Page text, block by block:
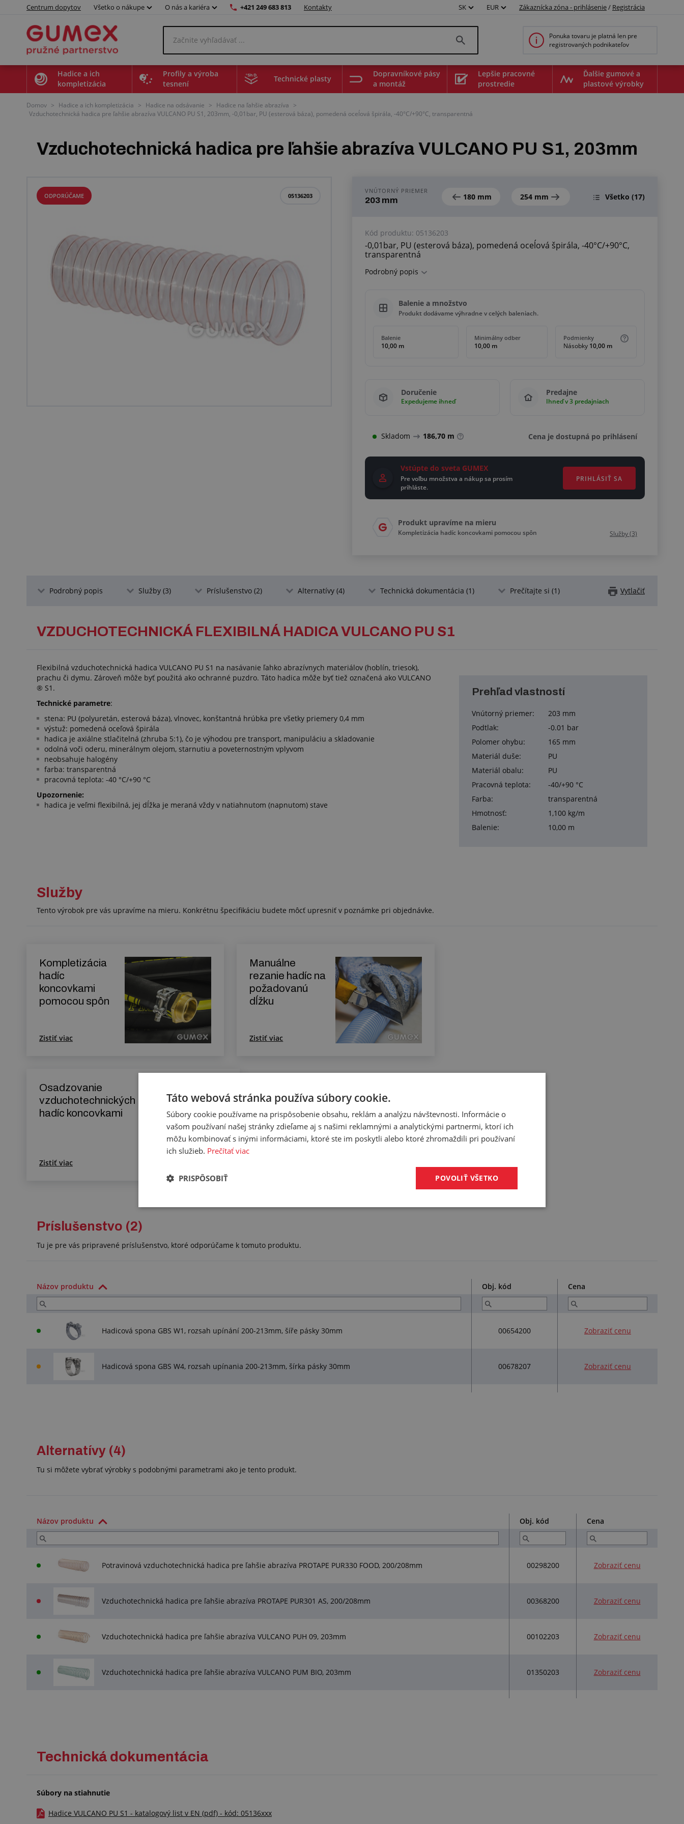
Centrum dopytov Všetko o nákupe O nás a kariéra +421 249 683 813 Kontakty SK EUR Zákaznícka zóna - prihlásenie/ Registrácia
Ponuka tovaru je platná len pre
registrovaných podnikateľov
Hadice a ich
kompletizácia
Profily a výroba
tesnení
Technické plasty
Dopravníkové pásy
a montáž
Lepšie pracovné
prostredie
Ďalšie gumové a
plastové výrobky
Domov > Hadice a ich kompletizácia > Hadice na odsávanie > Hadice na ľahšie abrazíva >
Vzduchotechnická hadica pre ľahšie abrazíva VULCANO PU S1, 203mm, -0,01bar, PU (esterová báza), pomedená oceĺová špirála, -40°C/+90°C, transparentná
Vzduchotechnická hadica pre ľahšie abrazíva VULCANO PU S1, 203mm
05136203
ODPORÚČAME
VNÚTORNÝ PRIEMER
203 mm 180 mm 254 mm Všetko (17)
Kód produktu: 05136203
-0,01bar, PU (esterová báza), pomedená oceĺová špirála, -40°C/+90°C,
transparentná
Podrobný popis
Balenie a množstvo
Produkt dodávame výhradne v celých baleniach.
Balenie
10,00 m
Minimálny odber
10,00 m
Podmienky
Násobky 10,00 m
Doručenie
Expedujeme ihneď
Predajne
Ihneď v 3 predajniach
Skladom 186,70 m Cena je dostupná po prihlásení
Vstúpte do sveta GUMEX
Pre voľbu množstva a nákup sa prosím
prihláste.
PRIHLÁSIŤ SA
Produkt upravíme na mieru
Kompletizácia hadíc koncovkami pomocou spôn Služby (3)
Podrobný popis Služby (3) Príslušenstvo (2) Alternatívy (4) Technická dokumentácia (1) Prečítajte si (1) Vytlačiť
VZDUCHOTECHNICKÁ FLEXIBILNÁ HADICA VULCANO PU S1
Flexibilná vzduchotechnická hadica VULCANO PU S1 na nasávanie ľahko abrazívnych materiálov (hoblín, triesok),
prachu či dymu. Zároveň môže byť použitá ako ochranné puzdro. Táto hadica môže byť tiež označená ako VULCANO
® S1.
Technické parametre:
stena: PU (polyuretán, esterová báza), vlnovec, konštantná hrúbka pre všetky priemery 0,4 mm
výstuž: pomedená oceľová špirála
hadica je axiálne stlačitelná (zhruba 5:1), čo je výhodou pre transport, manipuláciu a skladovanie
odolná voči oderu, minerálnym olejom, starnutiu a poveternostným vplyvom
neobsahuje halogény
farba: transparentná
pracovná teplota: -40 °C/+90 °C
Upozornenie:
hadica je veľmi flexibilná, jej dĺžka je meraná vždy v natiahnutom (napnutom) stave
Prehľad vlastností
Vnútorný priemer:
203 mm
Podtlak:
-0.01 bar
Polomer ohybu:
165 mm
Materiál duše:
PU
Materiál obalu:
PU
Pracovná teplota:
-40/+90 °C
Farba:
transparentná
Hmotnosť:
1,100 kg/m
Balenie:
10,00 m
Služby
Tento výrobok pre vás upravíme na mieru. Konkrétnu špecifikáciu budete môcť upresniť v poznámke pri objednávke.
Kompletizácia
hadíc
koncovkami
pomocou spôn
Zistiť viac
Manuálne
rezanie hadíc na
požadovanú
dĺžku
Zistiť viac
Osadzovanie
vzduchotechnických
hadíc koncovkami
Zistiť viac
Príslušenstvo (2)
Tu je pre vás pripravené príslušenstvo, ktoré odporúčame k tomuto produktu.
Názov produktu Obj. kód Cena
Hadicová spona GBS W1, rozsah upínání 200-213mm, šíře pásky 30mm 00654200 Zobraziť cenu
Hadicová spona GBS W4, rozsah upínania 200-213mm, šírka pásky 30mm 00678207 Zobraziť cenu
Alternatívy (4)
Tu si môžete vybrať výrobky s podobnými parametrami ako je tento produkt.
Názov produktu Obj. kód Cena
Potravinová vzduchotechnická hadica pre ľahšie abrazíva PROTAPE PUR330 FOOD, 200/208mm 00298200 Zobraziť cenu
Vzduchotechnická hadica pre ľahšie abrazíva PROTAPE PUR301 AS, 200/208mm 00368200 Zobraziť cenu
Vzduchotechnická hadica pre ľahšie abrazíva VULCANO PUH 09, 203mm 00102203 Zobraziť cenu
Vzduchotechnická hadica pre ľahšie abrazíva VULCANO PUM BIO, 203mm 01350203 Zobraziť cenu
Technická dokumentácia
Súbory na stiahnutie
Hadice VULCANO PU S1 - katalogový list v EN (pdf) - kód: 05136xxx
Táto webová stránka používa súbory cookie.
Súbory cookie používame na prispôsobenie obsahu, reklám a analýzu návštevnosti. Informácie o
vašom používaní našej stránky zdieľame aj s našimi reklamnými a analytickými partnermi, ktorí ich
môžu kombinovať s inými informáciami, ktoré ste im poskytli alebo ktoré zhromaždili pri používaní
ich služieb. Prečítať viac
POVOLIŤ VŠETKO
PRISPÔSOBIŤ